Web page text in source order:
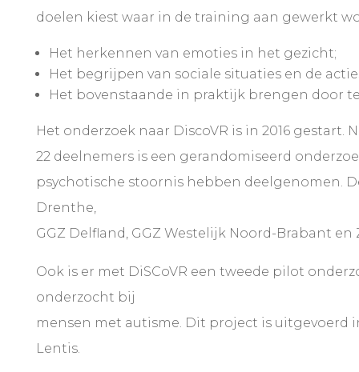
doelen kiest waar in de training aan gewerkt
Het herkennen van emoties in het gezicht;
Het begrijpen van sociale situaties en de
Het bovenstaande in praktijk brengen door
Het onderzoek naar DiscoVR is in 2016 gestart.
22 deelnemers is een gerandomiseerd
psychotische stoornis hebben deelgenomen.
Drenthe,
GGZ Delfland, GGZ Westelijk Noord-Brabant en
Ook is er met DiSCoVR een tweede pilot
onderzocht bij
mensen met autisme. Dit project is uitgevoerd
Lentis.